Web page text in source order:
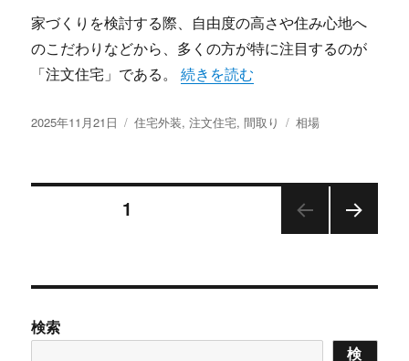
家づくりを検討する際、自由度の高さや住み心地へ
のこだわりなどから、多くの方が特に注目するのが
「注文住宅」である。“注文住宅で理想を叶えつつ後悔
続きを読む
投
2025年11月21日
カ
住宅外装,注文住宅,間取り
タ
相場
の
ペ
1
検索
検